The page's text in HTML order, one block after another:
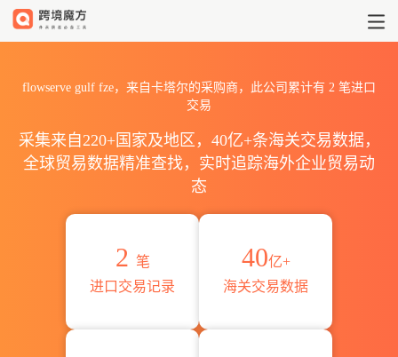
flowserve gulf fze，来自卡塔尔的采购商，此公司累计有 2 笔进口
交易
采集来自220+国家及地区，40亿+条海关交易数据，
全球贸易数据精准查找，实时追踪海外企业贸易动
态
2 笔
进口交易记录
40亿+
海关交易数据